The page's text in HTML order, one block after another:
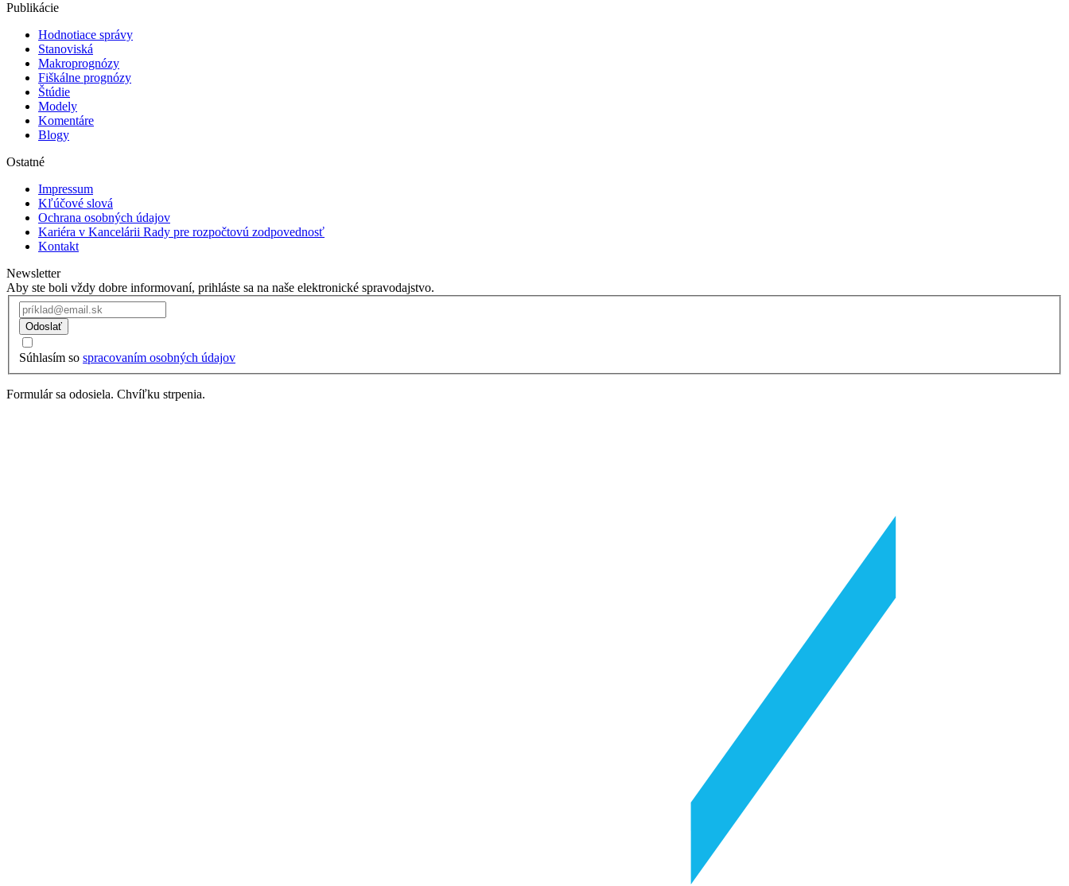
Publikácie
Hodnotiace správy
Stanoviská
Makroprognózy
Fiškálne prognózy
Štúdie
Modely
Komentáre
Blogy
Ostatné
Impressum
Kľúčové slová
Ochrana osobných údajov
Kariéra v Kancelárii Rady pre rozpočtovú zodpovednosť
Kontakt
Newsletter
Aby ste boli vždy dobre informovaní, prihláste sa na naše elektronické spravodajstvo.
Odoslať
Súhlasím so spracovaním osobných údajov
Formulár sa odosiela. Chvíľku strpenia.